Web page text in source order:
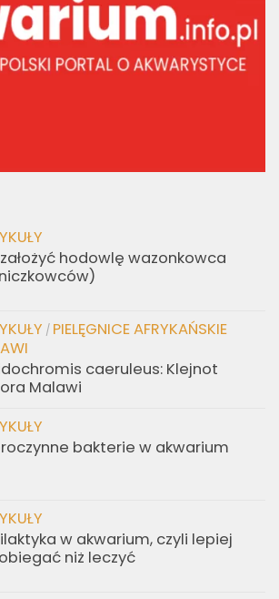
hodowlę wazonkowca
/ PIELĘGNICE AFRYKAŃSKIE
caeruleus: Klejnot
Malawi
bakterie w akwarium
w akwarium, czyli lepiej
niż leczyć